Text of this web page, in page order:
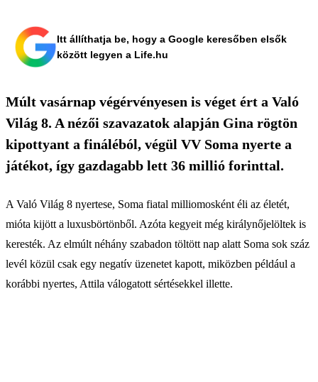
Itt állíthatja be, hogy a Google keresőben elsők
között legyen a Life.hu
Múlt vasárnap végérvényesen is véget ért a Való
Világ 8. A nézői szavazatok alapján Gina rögtön
kipottyant a fináléból, végül VV Soma nyerte a
játékot, így gazdagabb lett 36 millió forinttal.
A Való Világ 8 nyertese, Soma fiatal milliomosként éli az életét,
mióta kijött a luxusbörtönből. Azóta kegyeit még királynőjelöltek is
keresték. Az elmúlt néhány szabadon töltött nap alatt Soma sok száz
levél közül csak egy negatív üzenetet kapott, miközben például a
korábbi nyertes, Attila válogatott sértésekkel illette.